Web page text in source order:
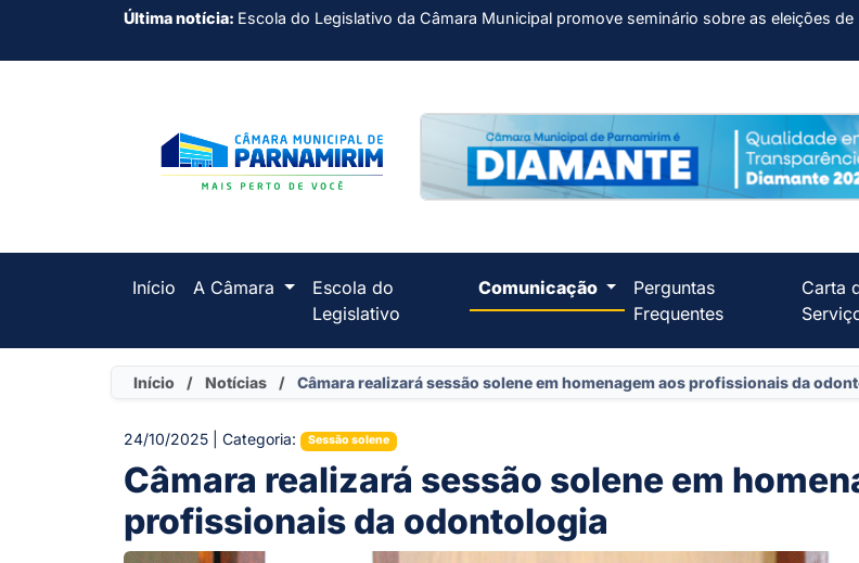
Última notícia: Escola do Legislativo da Câmara Municipal promove seminário sobre as eleições de
Início A Câmara
Escola do
Legislativo
Comunicação
Perguntas
Frequentes
Carta
Início / Notícias / Câmara realizará sessão solene em homenagem aos profissionais da
24/10/2025 | Categoria: Sessão solene
Câmara realizará sessão solene em
profissionais da odontologia